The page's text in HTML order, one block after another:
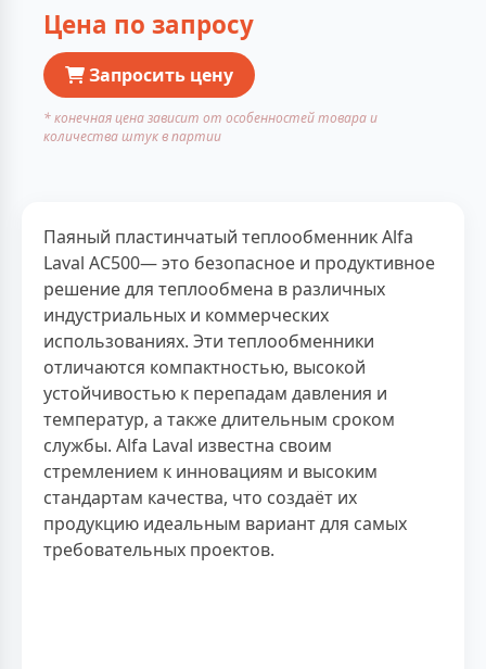
Цена по запросу
Запросить цену
* конечная цена зависит от особенностей товара и
количества штук в партии
Паяный пластинчатый теплообменник Alfa
Laval AC500— это безопасное и продуктивное
решение для теплообмена в различных
индустриальных и коммерческих
использованиях. Эти теплообменники
отличаются компактностью, высокой
устойчивостью к перепадам давления и
температур, а также длительным сроком
службы. Alfa Laval известна своим
стремлением к инновациям и высоким
стандартам качества, что создаёт их
продукцию идеальным вариант для самых
требовательных проектов.